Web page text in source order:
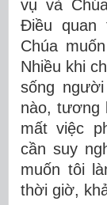
vụ và
Điều quan
Chúa
Nhiều khi
sống
nào, tương
mất việc
cần suy
muốn tôi
thời giờ,